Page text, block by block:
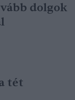
dolgok
tét